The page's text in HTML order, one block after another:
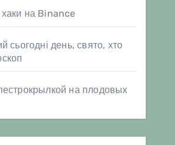
на Binance
сьогодні день, свято, хто
на плодовых